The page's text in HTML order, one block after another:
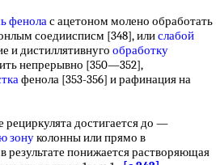
фенолас ацетоном молено обработать
соедиисписм [348], илислабой
и дистиллятивнуго обработку
непрерывно [350—352],
фенола [353-356] и рафинация на
достигается до —
зонуколонны или прямо в
результате понижается растворяющая